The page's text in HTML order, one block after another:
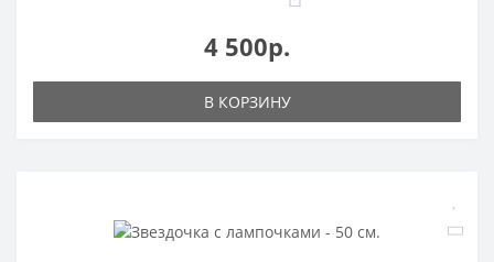
4 500р.
В КОРЗИНУ